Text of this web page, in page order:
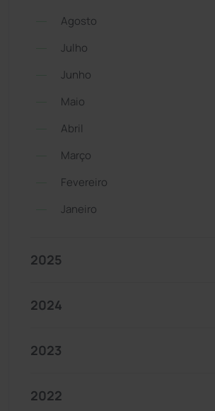
Agosto
Julho
Junho
Maio
Abril
Março
Fevereiro
Janeiro
2025
2024
2023
2022